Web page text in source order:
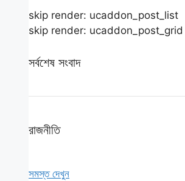
skip render: ucaddon_post_list
skip render: ucaddon_post_grid
সর্বশেষ সংবাদ
রাজনীতি
সমস্ত দেখুন